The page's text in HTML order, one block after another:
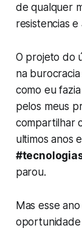
de qualquer
resistencias
O projeto do
na
como eu
pelos meus
compartilhar
ultimos anos
parou.
Mas esse
oportunidade